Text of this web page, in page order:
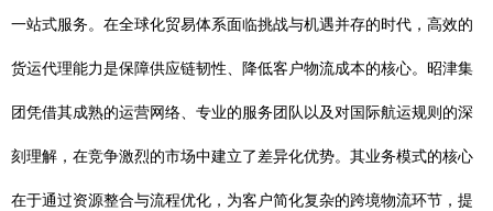
一站式服务。在全球化贸易体系面临挑战与机遇并存的时代，高效的
货运代理能力是保障供应链韧性、降低客户物流成本的核心。昭津集
团凭借其成熟的运营网络、专业的服务团队以及对国际航运规则的深
刻理解，在竞争激烈的市场中建立了差异化优势。其业务模式的核心
在于通过资源整合与流程优化，为客户简化复杂的跨境物流环节，提